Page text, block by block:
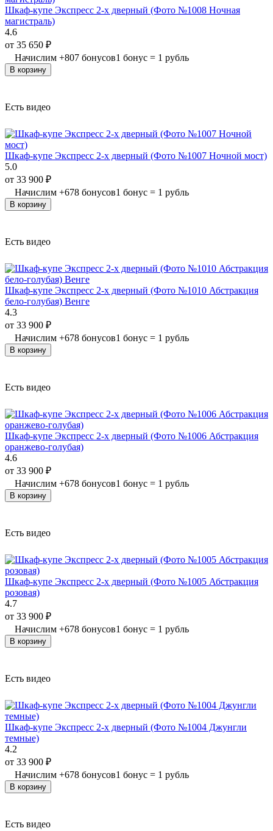
Шкаф-купе Экспресс 2-х дверный (Фото №1008 Ночная
магистраль)
4.6
от 35 650 ₽
Начислим +807 бонусов1 бонус = 1 рубль
В корзину
Есть видео
Шкаф-купе Экспресс 2-х дверный (Фото №1007 Ночной мост)
5.0
от 33 900 ₽
Начислим +678 бонусов1 бонус = 1 рубль
В корзину
Есть видео
Шкаф-купе Экспресс 2-х дверный (Фото №1010 Абстракция
бело-голубая) Венге
4.3
от 33 900 ₽
Начислим +678 бонусов1 бонус = 1 рубль
В корзину
Есть видео
Шкаф-купе Экспресс 2-х дверный (Фото №1006 Абстракция
оранжево-голубая)
4.6
от 33 900 ₽
Начислим +678 бонусов1 бонус = 1 рубль
В корзину
Есть видео
Шкаф-купе Экспресс 2-х дверный (Фото №1005 Абстракция
розовая)
4.7
от 33 900 ₽
Начислим +678 бонусов1 бонус = 1 рубль
В корзину
Есть видео
Шкаф-купе Экспресс 2-х дверный (Фото №1004 Джунгли
темные)
4.2
от 33 900 ₽
Начислим +678 бонусов1 бонус = 1 рубль
В корзину
Есть видео